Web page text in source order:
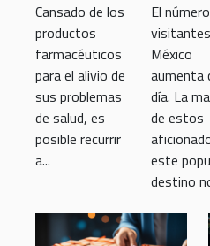
CBD
Cansado de los
productos
farmacéuticos
para el alivio de
sus problemas
de salud, es
posible recurrir
a...
sobre
nuevo
El
México
aumenta
día. La
de estos
este
destino